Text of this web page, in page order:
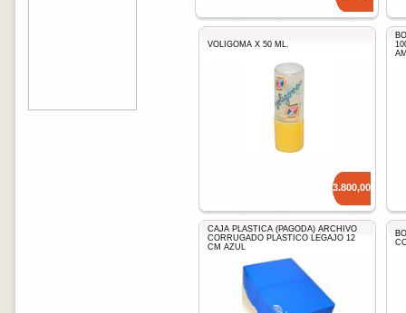
VOLIGOMA X 50 ML.
3.800,00
CAJA PLASTICA (PAGODA) ARCHIVO
CORRUGADO PLASTICO LEGAJO 12
CM AZUL